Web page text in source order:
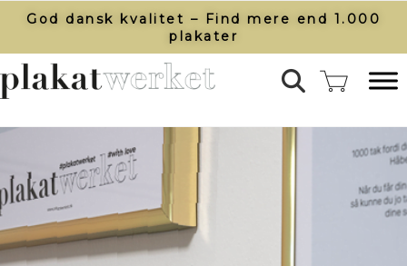
God dansk kvalitet – Find mere end 1.000
plakater​